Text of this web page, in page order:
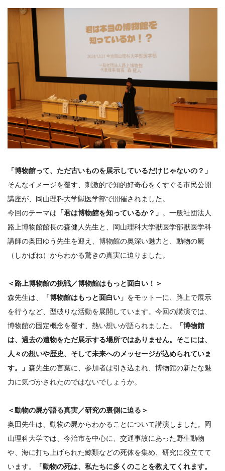
「博物館って、ただ古いものを展示しているだけじゃないの？」
そんなイメージを覆す、 刺激的で知的好奇心をくすぐる市民公開
講座が、
岡山理科大学獣医学部で開催されました。
今回のテーマは 「君は博物館を知っているか？」 。 一般社団法人
路上博物館館長の森健人先生と、
岡山理科大学獣医学部獣医学科
講師の奥田ゆう先生を迎え、 博物館の奥深い魅力と、動物の屍
（しかばね） からわかる驚きの真実に迫りました。
＜路上博物館の挑戦／博物館はもっと面白い！＞
森先生は、
「博物館はもっと面白い」 をモットーに、 路上で展示
を行うなど、型破りな活動を展開しています。 今回の講演では、
博物館の固定概念を覆す、 熱い想いが語られました。
「博物館
は、 過去の遺物をただ展示する場所ではありません。そこには、
人々の想いや歴史、 そして未来へのメッセージが込められていま
す。」 森先生の言葉に、参加者は引き込まれ、 博物館の新たな魅
力に気づかされたのではないでしょうか。
＜動物の屍が語る真実／研究の裏側に迫る＞
奥田先生は、動物の屍からわかることについて講演しました。
岡
山理科大学では、今治市を中心に、 交通事故にあった野生動物
や、 海に打ち上げられた鯨類などの死体を集め、 研究に役立てて
います。
「動物の死は、 私たちに多くのことを教えてくれます。